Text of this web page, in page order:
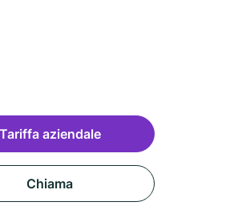
Tariffa aziendale
Chiama